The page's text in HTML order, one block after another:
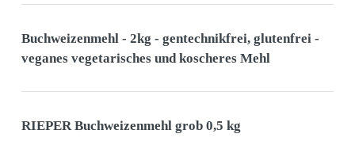
Buchweizenmehl - 2kg - gentechnikfrei, glutenfrei -
veganes vegetarisches und koscheres Mehl
RIEPER Buchweizenmehl grob 0,5 kg